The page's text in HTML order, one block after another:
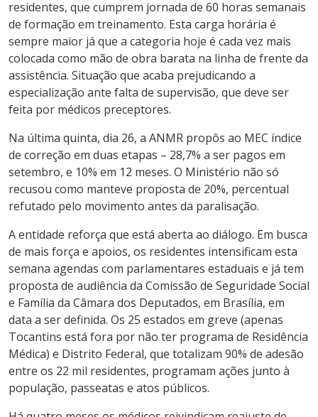
residentes, que cumprem jornada de 60 horas semanais
de formação em treinamento. Esta carga horária é
sempre maior já que a categoria hoje é cada vez mais
colocada como mão de obra barata na linha de frente da
assistência. Situação que acaba prejudicando a
especialização ante falta de supervisão, que deve ser
feita por médicos preceptores.
Na última quinta, dia 26, a ANMR propôs ao MEC índice
de correção em duas etapas – 28,7% a ser pagos em
setembro, e 10% em 12 meses. O Ministério não só
recusou como manteve proposta de 20%, percentual
refutado pelo movimento antes da paralisação.
A entidade reforça que está aberta ao diálogo. Em busca
de mais força e apoios, os residentes intensificam esta
semana agendas com parlamentares estaduais e já tem
proposta de audiência da Comissão de Seguridade Social
e Família da Câmara dos Deputados, em Brasília, em
data a ser definida. Os 25 estados em greve (apenas
Tocantins está fora por não ter programa de Residência
Médica) e Distrito Federal, que totalizam 90% de adesão
entre os 22 mil residentes, programam ações junto à
população, passeatas e atos públicos.